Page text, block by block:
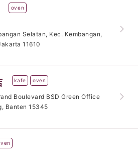
oven
Selatan, Kec. Kembangan,
11610
kafe oven
Boulevard BSD Green Office
Banten 15345